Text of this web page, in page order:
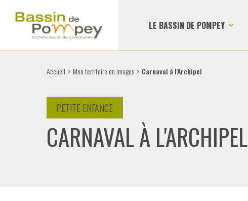
LE BASSIN DE POMPEY
Accueil Mon territoire en images Carnaval à l'Archipel
PETITE ENFANCE
CARNAVAL À L'ARCHIPEL